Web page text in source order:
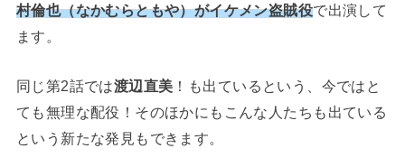
村倫也（なかむらともや）がイケメン盗賊役で出演して
ます。
同じ第2話では渡辺直美 ！も出ているという、今ではと
ても無理な配役！そのほかにもこんな人たちも出ている
という新たな発見もできます。